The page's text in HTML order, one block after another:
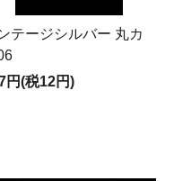
テージシルバー 丸カ
円(税12円)